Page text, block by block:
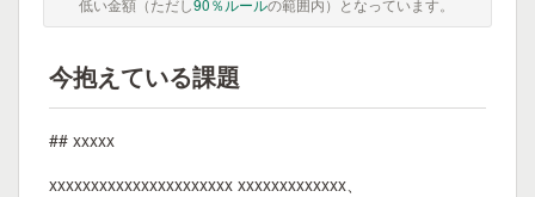
低い金額（ただし90％ルールの範囲内）となっています。
今抱えている課題
## xxxxx
xxxxxxxxxxxxxxxxxxxxxx xxxxxxxxxxxxx、